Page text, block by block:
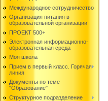
Международное сотрудничество
Организация питания в
образовательной организации
ПРОЕКТ 500+
Электронная информационно-
образовательная среда
Моя школа
Прием в первый класс. Горячая
линия
Документы по теме
"Образование"
Структурное подразделение